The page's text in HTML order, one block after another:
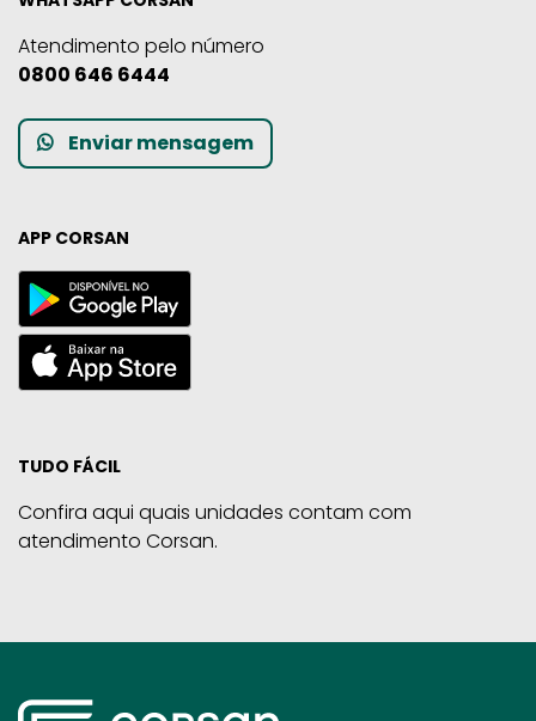
Atendimento pelo número
0800 646 6444
Enviar mensagem
APP CORSAN
TUDO FÁCIL
Confira aqui quais unidades contam com
atendimento Corsan.